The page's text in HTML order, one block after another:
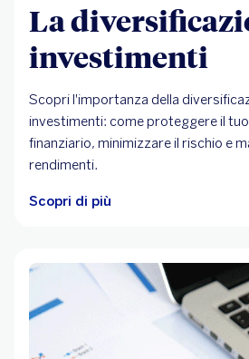
La
investimenti
Scopri l'importanza della
investimenti: come proteggere il
finanziario, minimizzare il rischio e
rendimenti.
Scopri di più